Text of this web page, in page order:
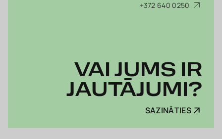
+372 640 0250
VAI JUMS IR
JAUTĀJUMI?
SAZINĀTIES